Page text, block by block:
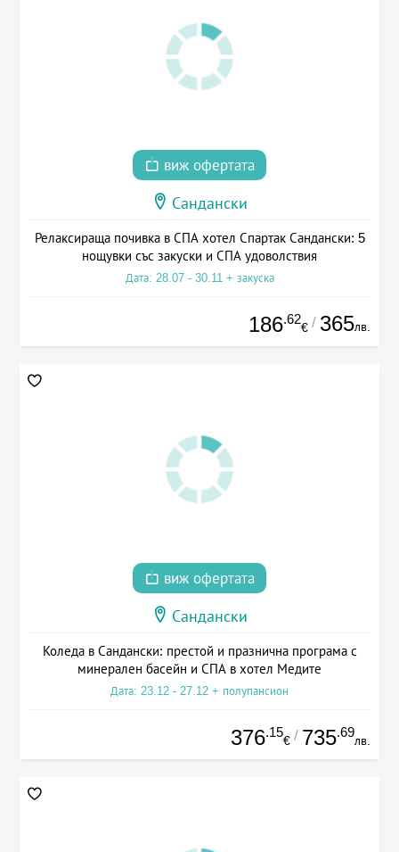
виж офертата
Сандански
Релаксираща почивка в СПА хотел Спартак Сандански: 5
нощувки със закуски и СПА удоволствия
Дата: 28.07 - 30.11 + закуска
186.62
€ / 365лв.
виж офертата
Сандански
Коледа в Сандански: престой и празнична програма с
минерален басейн и СПА в хотел Медите
Дата: 23.12 - 27.12 + полупансион
376.15
€ / 735.69
лв.